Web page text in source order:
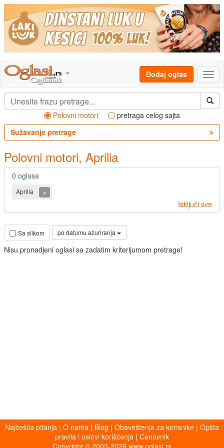
Dodaj oglas
Polovni motori
pretraga celog sajta
Sužavanje pretrage
Polovni motori, Aprilia
0 oglasa
Aprilia
×
Isključi sve
Sa slikom po datumu ažuriranja
Nisu pronadjeni oglasi sa zadatim kriterijumom pretrage!
Najčešća pitanja | O nama | Blog | Obaveštenja za korisnike | Opšta
pravila i uslovi korišćenja | Cenovnik
Copyright © 2003-2026 www.oglasi.rs